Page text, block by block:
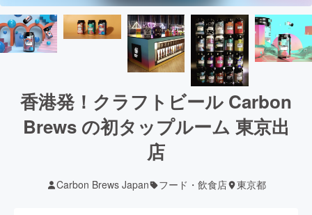
香港発！クラフトビール Carbon
Brews の初タップルーム 東京出
店
Carbon Brews Japan フード・飲食店 東京都